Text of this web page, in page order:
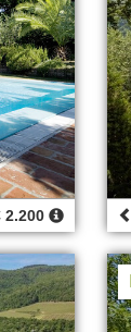
2.200